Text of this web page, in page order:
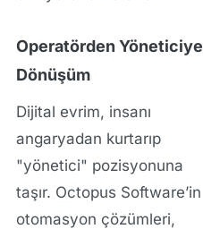
Operatörden Yöneticiye
Dönüşüm
Dijital evrim, insanı
angaryadan kurtarıp
"yönetici" pozisyonuna
taşır. Octopus Software’in
otomasyon çözümleri,